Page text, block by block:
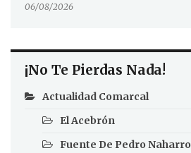
06/08/2026
¡No Te Pierdas Nada!
Actualidad Comarcal
El Acebrón
Fuente De Pedro Naharro